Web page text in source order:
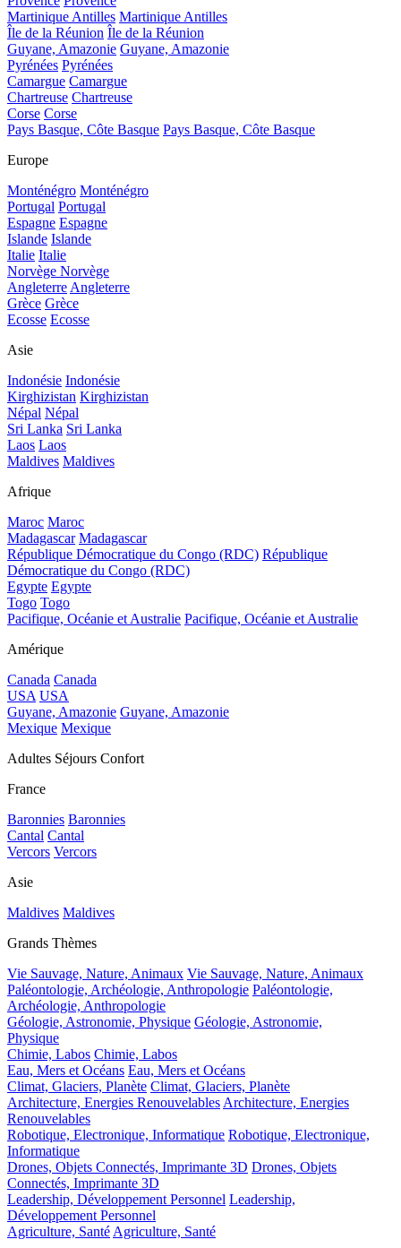
Martinique Antilles Martinique Antilles
Île de la Réunion Île de la Réunion
Guyane, Amazonie Guyane, Amazonie
Pyrénées Pyrénées
Camargue Camargue
Chartreuse Chartreuse
Corse Corse
Pays Basque, Côte Basque Pays Basque, Côte Basque
Europe
Monténégro Monténégro
Portugal Portugal
Espagne Espagne
Islande Islande
Italie Italie
Norvège Norvège
Angleterre Angleterre
Grèce Grèce
Ecosse Ecosse
Asie
Indonésie Indonésie
Kirghizistan Kirghizistan
Népal Népal
Sri Lanka Sri Lanka
Laos Laos
Maldives Maldives
Afrique
Maroc Maroc
Madagascar Madagascar
République Démocratique du Congo (RDC) République
Démocratique du Congo (RDC)
Egypte Egypte
Togo Togo
Pacifique, Océanie et Australie Pacifique, Océanie et Australie
Amérique
Canada Canada
USA USA
Guyane, Amazonie Guyane, Amazonie
Mexique Mexique
Adultes Séjours Confort
France
Baronnies Baronnies
Cantal Cantal
Vercors Vercors
Asie
Maldives Maldives
Grands Thèmes
Vie Sauvage, Nature, Animaux Vie Sauvage, Nature, Animaux
Paléontologie, Archéologie, Anthropologie Paléontologie,
Archéologie, Anthropologie
Géologie, Astronomie, Physique Géologie, Astronomie,
Physique
Chimie, Labos Chimie, Labos
Eau, Mers et Océans Eau, Mers et Océans
Climat, Glaciers, Planète Climat, Glaciers, Planète
Architecture, Energies Renouvelables Architecture, Energies
Renouvelables
Robotique, Electronique, Informatique Robotique, Electronique,
Informatique
Drones, Objets Connectés, Imprimante 3D Drones, Objets
Connectés, Imprimante 3D
Leadership, Développement Personnel Leadership,
Développement Personnel
Agriculture, Santé Agriculture, Santé